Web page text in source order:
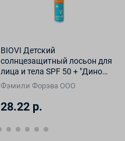
BIOVI Детский
солнцезащитный лосьон для
лица и тела SPF 50 + "Дино
Защита" 100 мл
Фэмили Форэва ООО
28.22 р.